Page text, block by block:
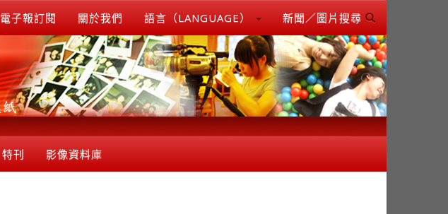
電子報訂閱 關於我們 語言（LANGUAGE） 新聞／圖片搜尋
特刊 影像資料庫